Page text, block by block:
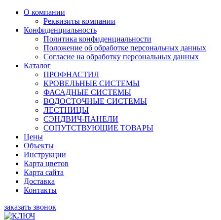
О компании
Реквизиты компании
Конфиденциальность
Политика конфиденциальности
Положение об обработке персональных данных
Согласие на обработку персональных данных
Каталог
ПРОФНАСТИЛ
КРОВЕЛЬНЫЕ СИСТЕМЫ
ФАСАДНЫЕ СИСТЕМЫ
ВОДОСТОЧНЫЕ СИСТЕМЫ
ЛЕСТНИЦЫ
СЭНДВИЧ-ПАНЕЛИ
СОПУТСТВУЮЩИЕ ТОВАРЫ
Цены
Объекты
Инструкции
Карта цветов
Карта сайта
Доставка
Контакты
заказать звонок